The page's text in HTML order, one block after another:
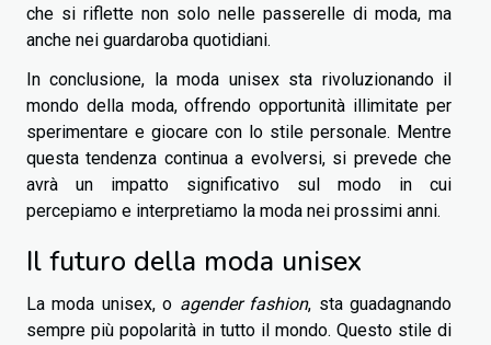
che si riflette non solo nelle passerelle di moda, ma
anche nei guardaroba quotidiani.
In conclusione, la moda unisex sta rivoluzionando il
mondo della moda, offrendo opportunità illimitate per
sperimentare e giocare con lo stile personale. Mentre
questa tendenza continua a evolversi, si prevede che
avrà un impatto significativo sul modo in cui
percepiamo e interpretiamo la moda nei prossimi anni.
Il futuro della moda unisex
La moda unisex, o agender fashion, sta guadagnando
sempre più popolarità in tutto il mondo. Questo stile di